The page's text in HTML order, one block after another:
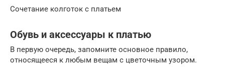
Сочетание колготок с платьем
Обувь и аксессуары к платью
В первую очередь, запомните основное правило,
относящееся к любым вещам с цветочным узором.